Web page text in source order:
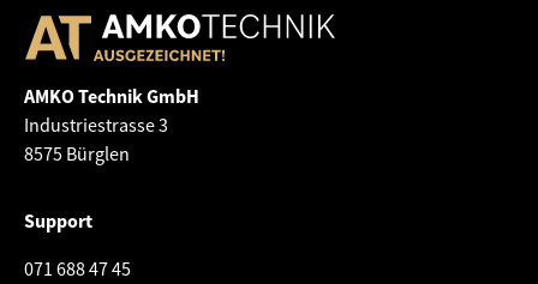
AMKO Technik GmbH
Industriestrasse 3
8575 Bürglen
Support
071 688 47 45